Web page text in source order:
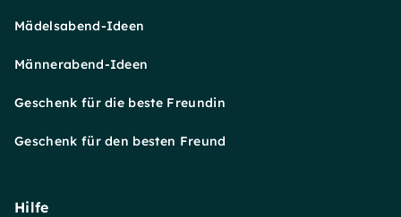
Mädelsabend-Ideen
Männerabend-Ideen
Geschenk für die beste Freundin
Geschenk für den besten Freund
Hilfe